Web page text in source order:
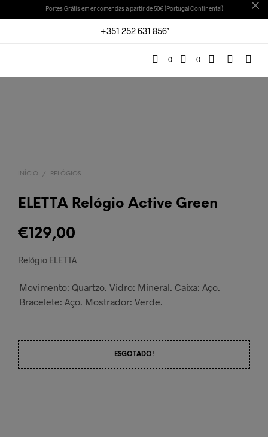
Portes Grátisem encomendas a partir de 50€ (Portugal Continental)
+351 252 631 856*
0 0
INÍCIO / RELÓGIOS
ELETTA Relógio Active Green
€129,00
Relógio ELETTA
Movimento: Quartzo. Vidro: Mineral. Caixa: Aço.
Bracelete: Aço. Mostrador: Verde.
ESGOTADO!